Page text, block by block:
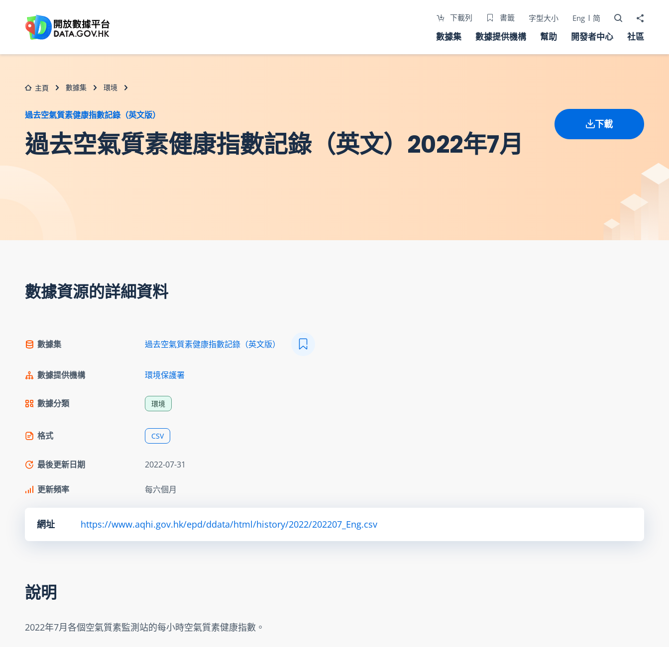
下載列 書籤 字型大小 Eng 简 打開搜尋器
分享至
數據集 數據提供機構 幫助 開發者中心 社區
主頁 數據集 環境
過去空氣質素健康指數記錄（英文版）
過去空氣質素健康指數記錄（英文）2022年7月
下載
數據資源的詳細資料
數據集 過去空氣質素健康指數記錄（英文版）
數據提供機構 環境保護署
數據分類 環境
格式 CSV
最後更新日期 2022-07-31
更新頻率 每六個月
網址 https://www.aqhi.gov.hk/epd/ddata/html/history/2022/202207_Eng.csv
說明
2022年7月各個空氣質素監測站的每小時空氣質素健康指數。